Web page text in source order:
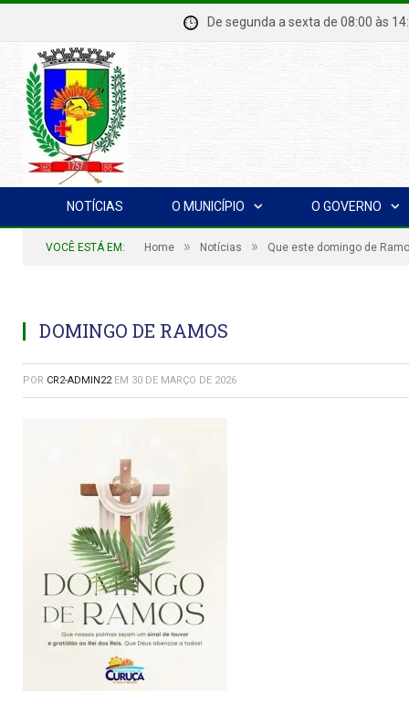
De segunda a sexta de 08:00
NOTÍCIAS O MUNICÍPIO O GOVERNO
VOCÊ ESTÁ EM: Home » Notícias » Que este domingo de
DOMINGO DE RAMOS
POR CR2-ADMIN22 EM 30 DE MARÇO DE 2026